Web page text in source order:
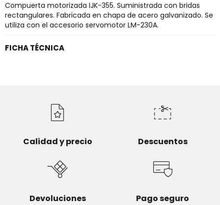
Compuerta motorizada IJK-355. Suministrada con bridas
rectangulares. Fabricada en chapa de acero galvanizado. Se
utiliza con el accesorio servomotor LM-230A.
FICHA TÉCNICA
Calidad y precio Descuentos
Devoluciones Pago seguro